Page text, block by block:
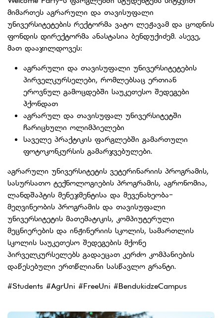
მიმართეს აგრარული და თავისუფალი
უნივერსიტეტების რექტორმა ვატო ლეჟავამ და ცოდნის
ფონდის დირექტორმა ანასტასია ბენდუქიძემ. ასევე,
მათ დააჯილდოვეს:
აგრარული და თავისუფალი უნივერსიტეტების
პირველკურსელები, რომლებსაც ერთიან
ეროვნულ გამოცდებში საუკეთესო შედეგები
ჰქონდათ
აგრარულ და თავისუფალ უნივერსიტეტში
ჩარიცხული ოლიმპიელები
საველე პრაქტიკის ფარგლებში გამართული
ფოტოკონკურსის გამარჯვებულები.
აგრარული უნივერსიტეტის ვეტერინარიის პროგრამის,
სასურსათო ტექნოლოგიების პროგრამის, აგრონომია,
ლანდშაპტის მენეჯმენტისა და მევენახეობა-
მეღვინეობის პროგრამის და თავისუფალი
უნივერსიტეტის მათემატიკის, კომპიუტერული
მეცნიერების და ინჟინერიის სკოლის, სამართლის
სკოლის საუკეთესო შედეგების მქონე
პირველკურსელებს გადაეცათ კერძო კომპანიების
დაწესებული ერთწლიანი სასწავლო გრანტი.
#Students #AgrUni #FreeUni #BendukidzeCampus